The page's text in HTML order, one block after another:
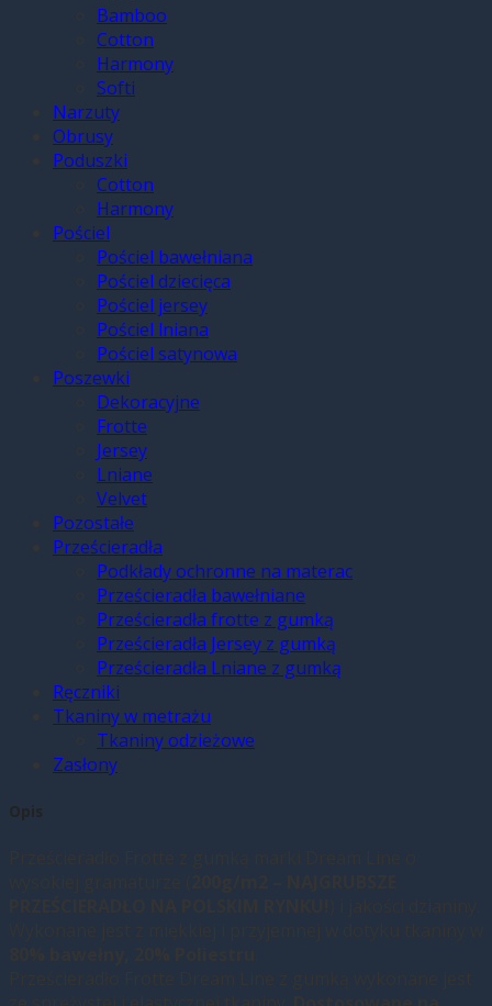
Bamboo
Cotton
Harmony
Softi
Narzuty
Obrusy
Poduszki
Cotton
Harmony
Pościel
Pościel bawełniana
Pościel dziecięca
Pościel jersey
Pościel lniana
Pościel satynowa
Poszewki
Dekoracyjne
Frotte
Jersey
Lniane
Velvet
Pozostałe
Prześcieradła
Podkłady ochronne na materac
Prześcieradła bawełniane
Prześcieradła frotte z gumką
Prześcieradła Jersey z gumką
Prześcieradła Lniane z gumką
Ręczniki
Tkaniny w metrażu
Tkaniny odzieżowe
Zasłony
Opis